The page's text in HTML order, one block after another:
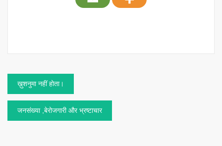
Post
navigation
ख़ुशनुमा नहीं होता।
जनसंख्या ,बेरोजगारी और भ्रष्टाचार